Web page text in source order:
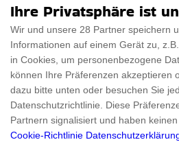
Für Männer
Für Frauen
ThanksGiving
Ihre Privatsphäre ist
Wir und unsere 28 Partner speichern
Informationen auf einem Gerät zu,
in Cookies, um personenbezogene
können Ihre Präferenzen akzeptieren
dazu bitte unten oder besuchen Sie
Datenschutzrichtlinie. Diese
Partnern signalisiert und haben
Cookie-Richtlinie